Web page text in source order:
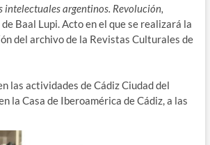
intelectuales argentinos. Revolución,
de Baal Lupi. Acto en el que se realizará la
del archivo de la Revistas Culturales de
las actividades de Cádiz Ciudad del
la Casa de Iberoamérica de Cádiz, a las